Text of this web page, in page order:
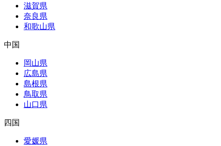
滋賀県
奈良県
和歌山県
中国
岡山県
広島県
島根県
鳥取県
山口県
四国
愛媛県